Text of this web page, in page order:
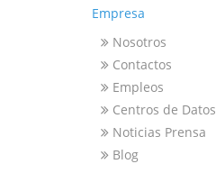
Empresa
Nosotros
Contactos
Empleos
Centros de Datos
Noticias Prensa
Blog